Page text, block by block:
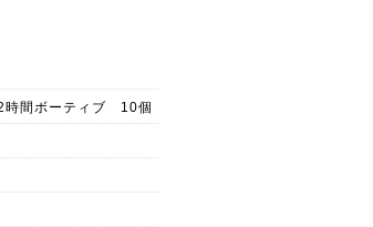
時間ボーティブ 10個